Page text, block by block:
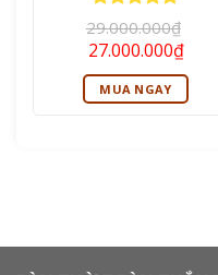
Được xếp
hạng55
sao
29.000.000₫
Giá
gốc
là:
29.000.000₫.
27.000.000₫Giá
hiện
tại
là:
MUA NGAY